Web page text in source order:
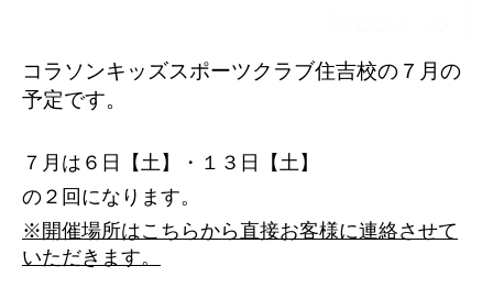
コラソンキッズスポーツクラブ住吉校の７ 月の
予定です。
７月は６日【土】・１３日【土】
の２回になります。
※開催場所はこちらから直接お客様に連絡させて
いただきます。